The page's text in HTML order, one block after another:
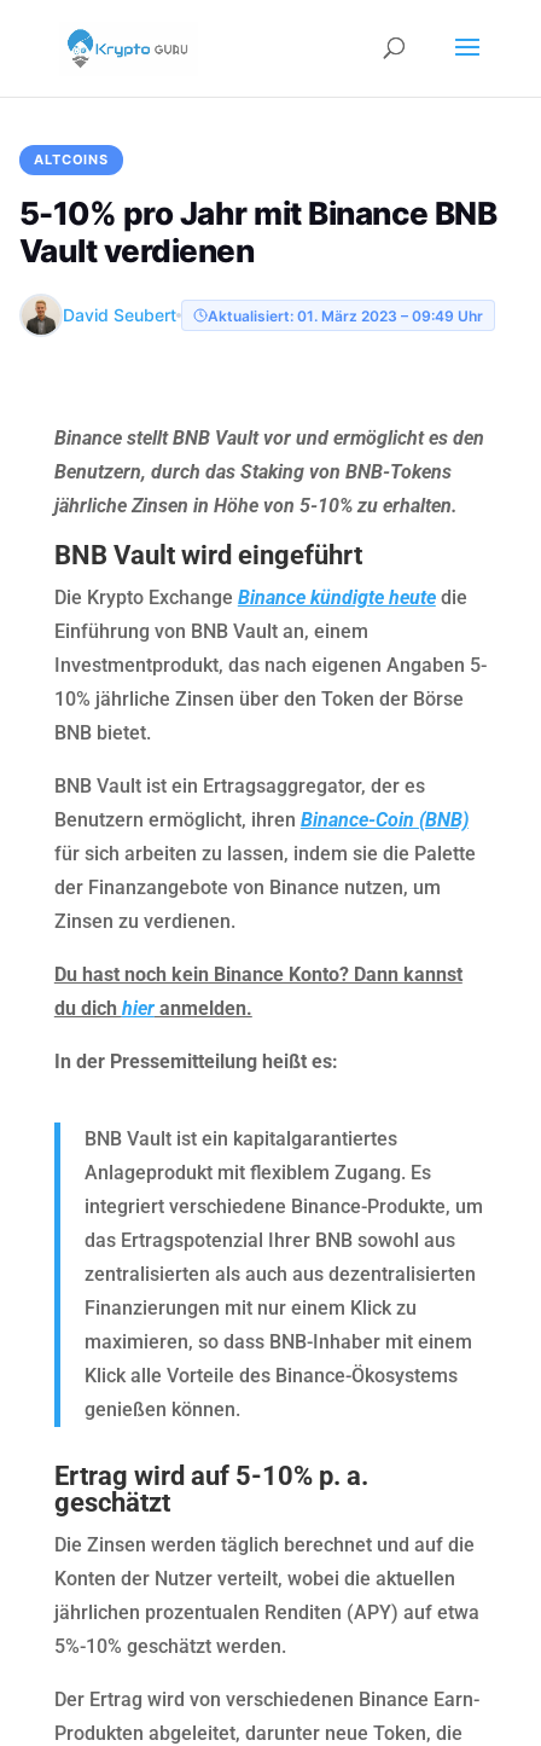
ALTCOINS
5-10% pro Jahr mit Binance BNB
Vault verdienen
David Seubert Aktualisiert: 01. März 2023 – 09:49 Uhr
Binance stellt BNB Vault vor und ermöglicht es den
Benutzern, durch das Staking von BNB-Tokens
jährliche Zinsen in Höhe von 5-10% zu erhalten.
BNB Vault wird eingeführt
Die Krypto Exchange Binance kündigte heutedie
Einführung von BNB Vault an, einem
Investmentprodukt, das nach eigenen Angaben 5-
10% jährliche Zinsen über den Token der Börse
BNB bietet.
BNB Vault ist ein Ertragsaggregator, der es
Benutzern ermöglicht, ihren Binance-Coin (BNB)
für sich arbeiten zu lassen, indem sie die Palette
der Finanzangebote von Binance nutzen, um
Zinsen zu verdienen.
Du hast noch kein Binance Konto? Dann kannst
du dich hieranmelden.
In der Pressemitteilung heißt es:
BNB Vault ist ein kapitalgarantiertes
Anlageprodukt mit flexiblem Zugang. Es
integriert verschiedene Binance-Produkte, um
das Ertragspotenzial Ihrer BNB sowohl aus
zentralisierten als auch aus dezentralisierten
Finanzierungen mit nur einem Klick zu
maximieren, so dass BNB-Inhaber mit einem
Klick alle Vorteile des Binance-Ökosystems
genießen können.
Ertrag wird auf 5-10% p. a.
geschätzt
Die Zinsen werden täglich berechnet und auf die
Konten der Nutzer verteilt, wobei die aktuellen
jährlichen prozentualen Renditen (APY) auf etwa
5%-10% geschätzt werden.
Der Ertrag wird von verschiedenen Binance Earn-
Produkten abgeleitet, darunter neue Token, die